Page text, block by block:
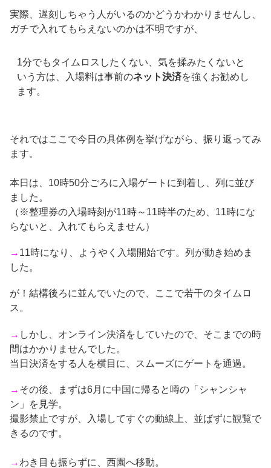
実際、遅刻しちゃう人がいるのかどうかわかりませんし、
ガチで入れてもらえないのかは不明ですが、
1分でもタイムロスしたくない、気を揉みたくないと
いう方は、入場料は事前のネット決済を強くお勧めし
ます。
それではここで今日の具体例を挙げながら、振り返ってみ
ます。
本日は、10時50分ごろに入場ゲートに到着し、列に並び
ました。
（※整理券の入場時刻が11時～11時半のため、11時にな
らないと、入れてもらえません）
→ 11時になり、ようやく入場開始です。列が動き始めま
した。
が！結構後ろに並んでいたので、ここで若干のタイムロ
ス。
→ しかし、オンライン決済をしていたので、そこまでの時
間はかかりませんでした。
当日決済をする人を横目に、スムーズにゲートを通過。
→ その後、まずは6月に中国に帰ると噂の「シャンシャ
ン」を見学。
撮影禁止ですが、入場してすぐの動線上、並ばずに観覧で
きるのです。
→ わき目も振らずに、西園へ移動。